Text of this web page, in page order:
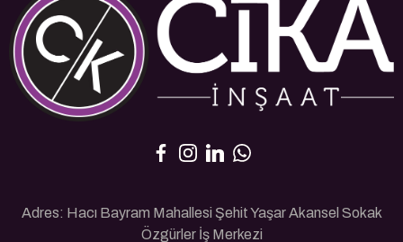
Adres: Hacı Bayram Mahallesi Şehit Yaşar Akansel Sokak
Özgürler İş Merkezi